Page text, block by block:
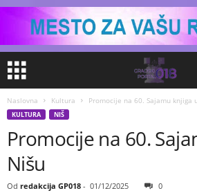
Naslovna Kultura Promocije na 60. Sajamu knjiga
KULTURA NIŠ
Promocije na 60.
Nišu
Od redakcija GP018 - 01/12/2025 0